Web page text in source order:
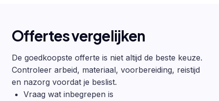
Offertes vergelijken
De goedkoopste offerte is niet altijd de beste keuze.
Controleer arbeid, materiaal, voorbereiding, reistijd
en nazorg voordat je beslist.
Vraag wat inbegrepen is